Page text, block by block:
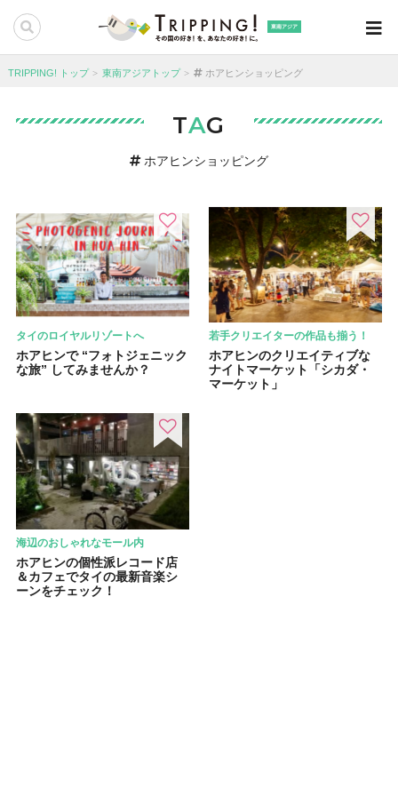
東南アジア
TRIPPING! トップ 東南アジアトップ ホアヒンショッピング
TAG
ホアヒンショッピング
タイのロイヤルリゾートへ
ホアヒンで “フォトジェニック
な旅” してみませんか？
若手クリエイターの作品も揃う！
ホアヒンのクリエイティブな
ナイトマーケット「シカダ・
マーケット」
海辺のおしゃれなモール内
ホアヒンの個性派レコード店
＆カフェでタイの最新音楽シ
ーンをチェック！